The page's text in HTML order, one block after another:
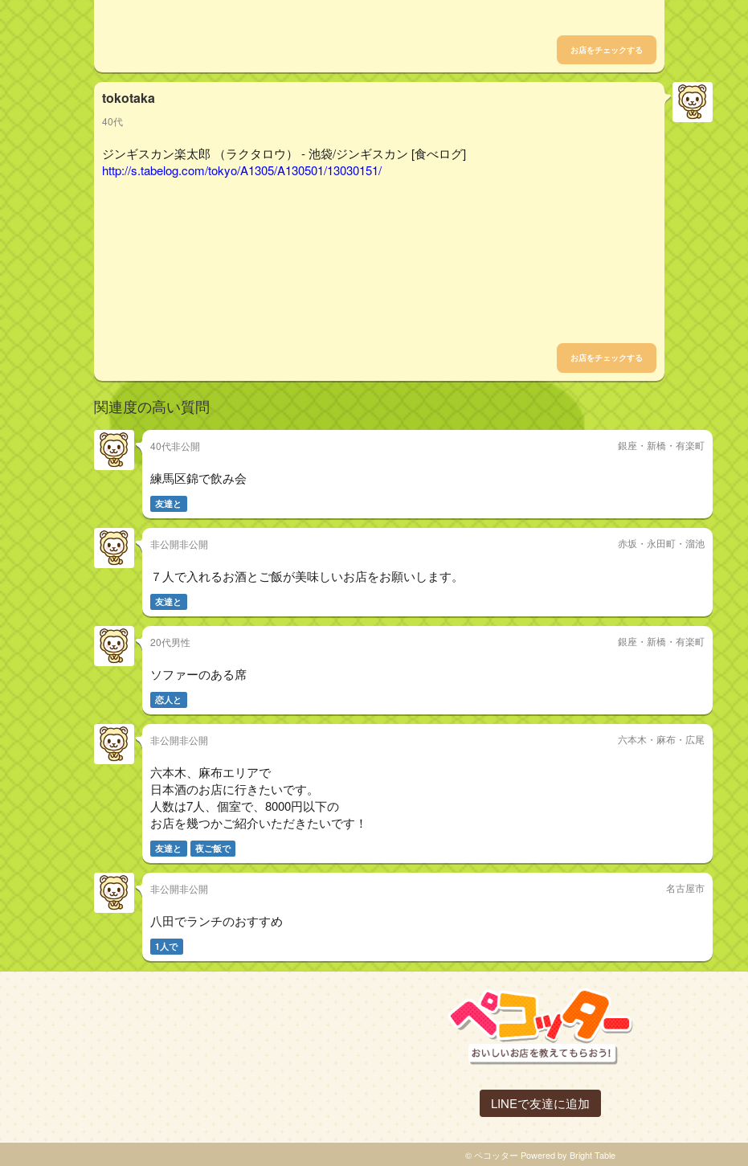
お店をチェックする
tokotaka
40代
ジンギスカン楽太郎 （ラクタロウ） - 池袋/ジンギスカン [食べログ]
http://s.tabelog.com/tokyo/A1305/A130501/13030151/
お店をチェックする
関連度の高い質問
40代非公開 銀座・新橋・有楽町
練馬区錦で飲み会
友達と
非公開非公開 赤坂・永田町・溜池
７人で入れるお酒とご飯が美味しいお店をお願いします。
友達と
20代男性 銀座・新橋・有楽町
ソファーのある席
恋人と
非公開非公開 六本木・麻布・広尾
六本木、麻布エリアで
日本酒のお店に行きたいです。
人数は7人、個室で、8000円以下の
お店を幾つかご紹介いただきたいです！
友達と 夜ご飯で
非公開非公開 名古屋市
八田でランチのおすすめ
1人で
LINEで友達に追加
© ペコッター Powered by Bright Table